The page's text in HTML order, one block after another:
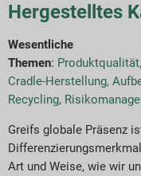
Hergestelltes
Wesentliche
Themen: Produktqualität,
Cradle-Herstellung,
Recycling,
Greifs globale Präsenz
Art und Weise, wie wir